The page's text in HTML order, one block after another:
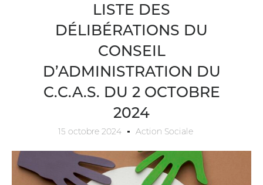
LISTE DES
DÉLIBÉRATIONS DU
CONSEIL
D’ADMINISTRATION DU
C.C.A.S. DU 2 OCTOBRE
2024
15 octobre 2024 Action Sociale